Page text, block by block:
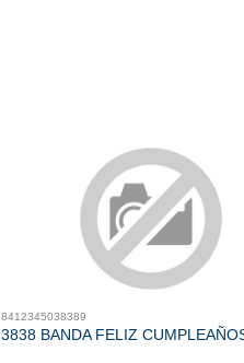
8412345038389
3838 BANDA FELIZ